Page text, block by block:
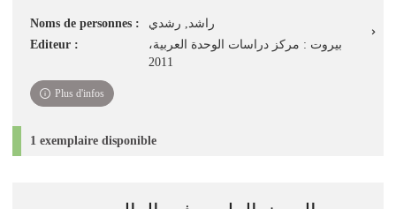
Noms de personnes :
راشد, رشدي‏
Editeur :
بيروت : مركز دراسات الوحدة العربية،
2011
Plus d'infos
1 exemplaire disponible